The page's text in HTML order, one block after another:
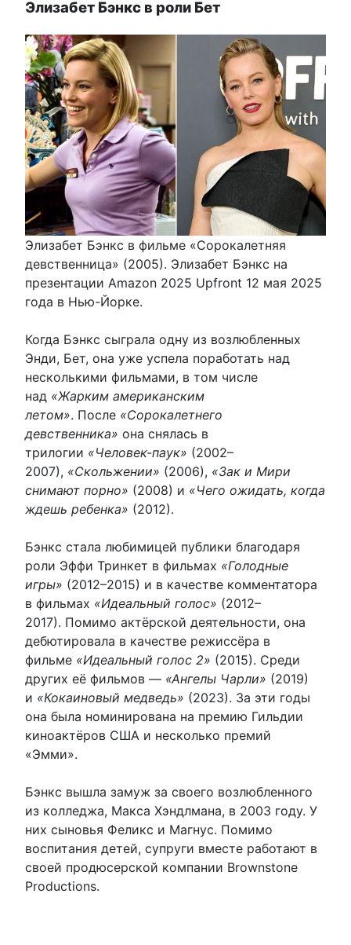
Элизабет Бэнкс в роли Бет
Элизабет Бэнкс в фильме «Сорокалетняя
девственница» (2005). Элизабет Бэнкс на
презентации Amazon 2025 Upfront 12 мая 2025
года в Нью-Йорке.
Когда Бэнкс сыграла одну из возлюбленных
Энди, Бет, она уже успела поработать над
несколькими фильмами, в том числе
над «Жарким американским
летом». После «Сорокалетнего
девственника» она снялась в
трилогии «Человек-паук» (2002–
2007), «Скольжении» (2006), «Зак и Мири
снимают порно» (2008) и «Чего ожидать, когда
ждешь ребенка» (2012).
Бэнкс стала любимицей публики благодаря
роли Эффи Тринкет в фильмах «Голодные
игры» (2012–2015) и в качестве комментатора
в фильмах «Идеальный голос» (2012–
2017). Помимо актёрской деятельности, она
дебютировала в качестве режиссёра в
фильме «Идеальный голос 2» (2015). Среди
других её фильмов — «Ангелы Чарли» (2019)
и «Кокаиновый медведь» (2023). За эти годы
она была номинирована на премию Гильдии
киноактёров США и несколько премий
«Эмми».
Бэнкс вышла замуж за своего возлюбленного
из колледжа, Макса Хэндлмана, в 2003 году. У
них сыновья Феликс и Магнус. Помимо
воспитания детей, супруги вместе работают в
своей продюсерской компании Brownstone
Productions.